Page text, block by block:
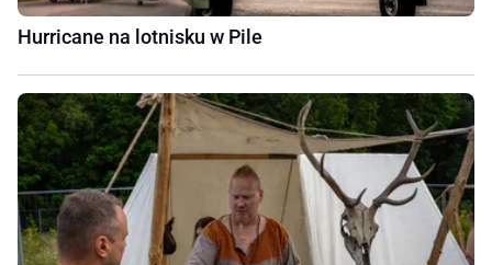
Hurricane na lotnisku w Pile